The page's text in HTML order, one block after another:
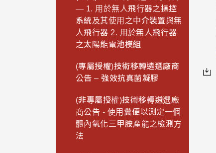
— 1. 用於無人飛行器之操控
系統及其使用之中介裝置與無
人飛行器 2. 用於無人飛行器
之太陽能電池模組
(專屬授權)技術移轉遴選廠商
公告 – 強效抗真菌凝膠
(非專屬授權)技術移轉遴選廠
商公告 - 使用糞便以測定一個
體內氧化三甲胺產能之檢測方
法